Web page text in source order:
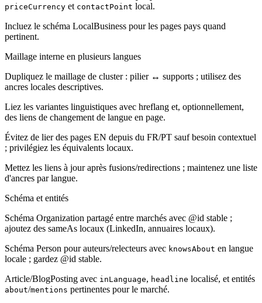
priceCurrency et contactPoint local.
Incluez le schéma LocalBusiness pour les pages pays quand
pertinent.
Maillage interne en plusieurs langues
Dupliquez le maillage de cluster : pilier ↔ supports ; utilisez des
ancres locales descriptives.
Liez les variantes linguistiques avec hreflang et, optionnellement,
des liens de changement de langue en page.
Évitez de lier des pages EN depuis du FR/PT sauf besoin contextuel
; privilégiez les équivalents locaux.
Mettez les liens à jour après fusions/redirections ; maintenez une liste
d'ancres par langue.
Schéma et entités
Schéma Organization partagé entre marchés avec @id stable ;
ajoutez des sameAs locaux (LinkedIn, annuaires locaux).
Schéma Person pour auteurs/relecteurs avec knowsAbout en langue
locale ; gardez @id stable.
Article/BlogPosting avec inLanguage, headline localisé, et entités
about/mentions pertinentes pour le marché.